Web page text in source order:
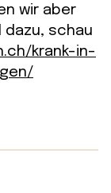
wir aber
schau
krank-in-